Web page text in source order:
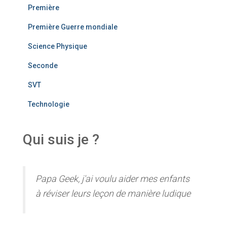
Première
Première Guerre mondiale
Science Physique
Seconde
SVT
Technologie
Qui suis je ?
Papa Geek, j'ai voulu aider mes enfants
à réviser leurs leçon de manière ludique